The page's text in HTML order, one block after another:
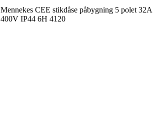
Mennekes CEE stikdåse påbygning 5 polet 32A
400V IP44 6H 4120